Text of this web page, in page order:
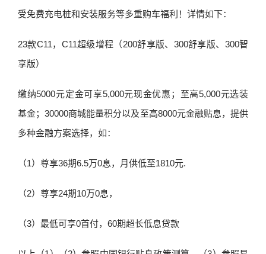
受免费充电桩和安装服务等多重购车福利！详情如下：
23款C11，C11超级增程（200舒享版、300舒享版、300智
享版）
缴纳5000元定金可享5,000元现金优惠；至高5,000元选装
基金；30000商城能量积分以及至高8000元金融贴息，提供
多种金融方案选择，如：
（1）尊享36期6.5万0息，月供低至1810元.
（2）尊享24期10万0息，
（3）最低可享0首付，60期超长低息贷款